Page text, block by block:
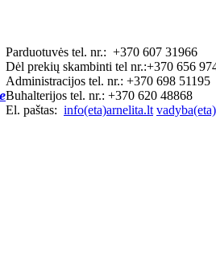
Parduotuvės tel. nr.: +370 607 31966
Dėl prekių skambinti tel nr.:+370 656
Administracijos tel. nr.: +370 698 51195
Buhalterijos tel. nr.: +370 620 48868
El. paštas: info(eta)arnelita.lt